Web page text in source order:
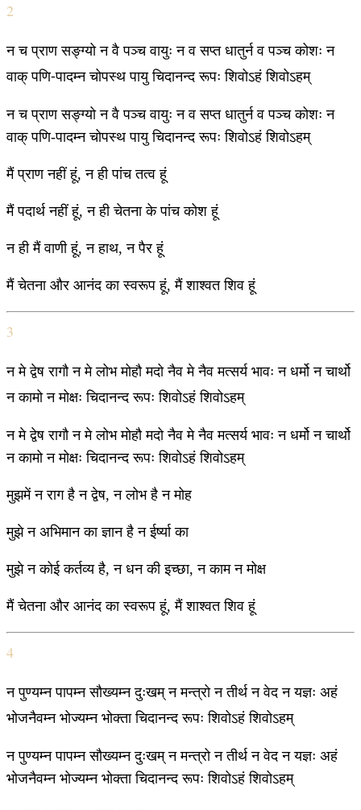
2
न च प्राण सङ्ग्यो न वै पञ्च वायुः न व सप्त धातुर्न व पञ्च कोशः न
वाक् पणि-पादम्न चोपस्थ पायु चिदानन्द रूपः शिवोऽहं शिवोऽहम्
न च प्राण सङ्ग्यो न वै पञ्च वायुः न व सप्त धातुर्न व पञ्च कोशः न
वाक् पणि-पादम्न चोपस्थ पायु चिदानन्द रूपः शिवोऽहं शिवोऽहम्
मैं प्राण नहीं हूं, न ही पांच तत्व हूं
मैं पदार्थ नहीं हूं, न ही चेतना के पांच कोश हूं
न ही मैं वाणी हूं, न हाथ, न पैर हूं
मैं चेतना और आनंद का स्वरूप हूं, मैं शाश्वत शिव हूं
3
न मे द्वेष रागौ न मे लोभ मोहौ मदो नैव मे नैव मत्सर्य भावः न धर्मो न चार्थो
न कामो न मोक्षः चिदानन्द रूपः शिवोऽहं शिवोऽहम्
न मे द्वेष रागौ न मे लोभ मोहौ मदो नैव मे नैव मत्सर्य भावः न धर्मो न चार्थो
न कामो न मोक्षः चिदानन्द रूपः शिवोऽहं शिवोऽहम्
मुझमें न राग है न द्वेष, न लोभ है न मोह
मुझे न अभिमान का ज्ञान है न ईर्ष्या का
मुझे न कोई कर्तव्य है, न धन की इच्छा, न काम न मोक्ष
मैं चेतना और आनंद का स्वरूप हूं, मैं शाश्वत शिव हूं
4
न पुण्यम्न पापम्न सौख्यम्न दुःखम् न मन्त्रो न तीर्थ न वेद न यज्ञः अहं
भोजनैवम्न भोज्यम्न भोक्ता चिदानन्द रूपः शिवोऽहं शिवोऽहम्
न पुण्यम्न पापम्न सौख्यम्न दुःखम् न मन्त्रो न तीर्थ न वेद न यज्ञः अहं
भोजनैवम्न भोज्यम्न भोक्ता चिदानन्द रूपः शिवोऽहं शिवोऽहम्